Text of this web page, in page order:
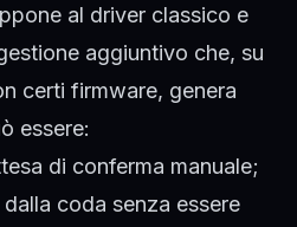
al driver classico e
aggiuntivo che, su
certi firmware, genera
essere:
di conferma manuale;
coda senza essere